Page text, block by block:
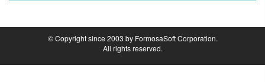
© Copyright since 2003 by FormosaSoft Corporation.
All rights reserved.